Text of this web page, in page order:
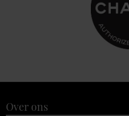
Over ons